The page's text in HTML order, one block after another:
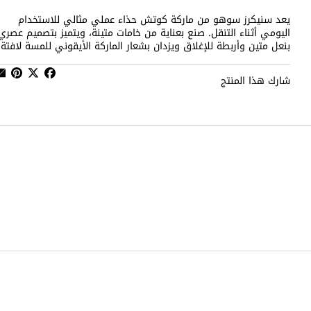
يعد سنيكرز سوهو من ماركة كوتش حذاء عملي مثالي للاستخدام
اليومي أثناء التنقل. صنع بعناية من خامات متينة، ويتميز بتصميم
بنعل متين وأربطة للإغلاق ويزدان بشعار الماركة الأيقوني للمسة
شارك هذا المنتج